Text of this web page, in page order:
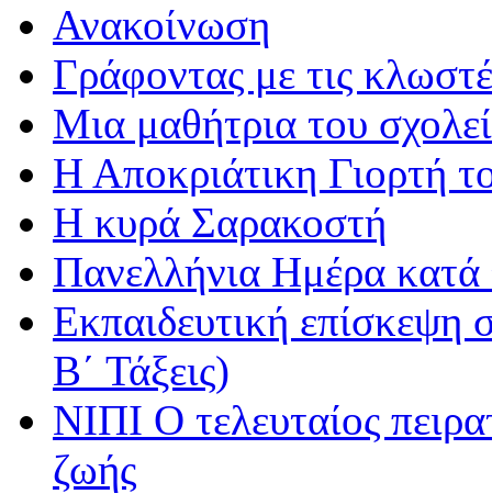
Ανακοίνωση
Γράφοντας με τις
Μια μαθήτρια του
Η Αποκριάτικη Γιορτή
Η κυρά Σαρακοστή
Πανελλήνια Ημέρα κατά
Εκπαιδευτική επίσκεψη
Β΄ Τάξεις)
ΝΙΠΙ Ο τελευταίος
ζωής